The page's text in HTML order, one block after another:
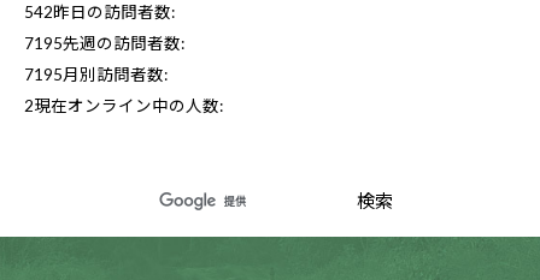
542昨日の訪問者数:
7195先週の訪問者数:
7195月別訪問者数:
2現在オンライン中の人数: